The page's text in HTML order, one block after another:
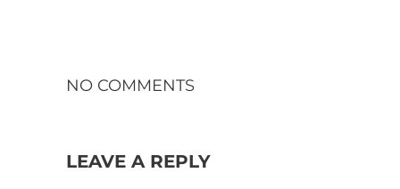
NO COMMENTS
LEAVE A REPLY